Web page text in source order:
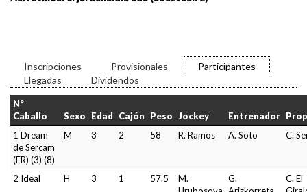
Inscripciones Provisionales
Participantes
Llegadas
Dividendos
Nº
Caballo
Sexo Edad Cajón Peso Jockey Entrenador
1 Dream
de Sercam
(FR) (3) (8)
M 3 2 58 R. Ramos A. Soto C.
2 Ideal H 3 1 57.5
M.
G.
C. El